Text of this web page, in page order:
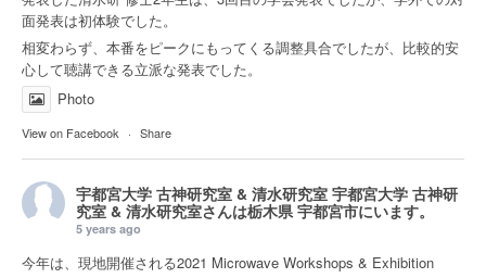
面発表は初体験でした。
相変わらず、本番をピークにもってくる調整具合でしたが、比較的安
心して聴講できる立派な発表でした。
Photo
View on Facebook · Share
宇都宮大学 古神研究室 & 清水研究室 宇都宮大学 古神研
究室 & 清水研究室さんは栃木県 宇都宮市にいます。
5 years ago
今年は、現地開催される2021 Microwave Workshops & Exhibition